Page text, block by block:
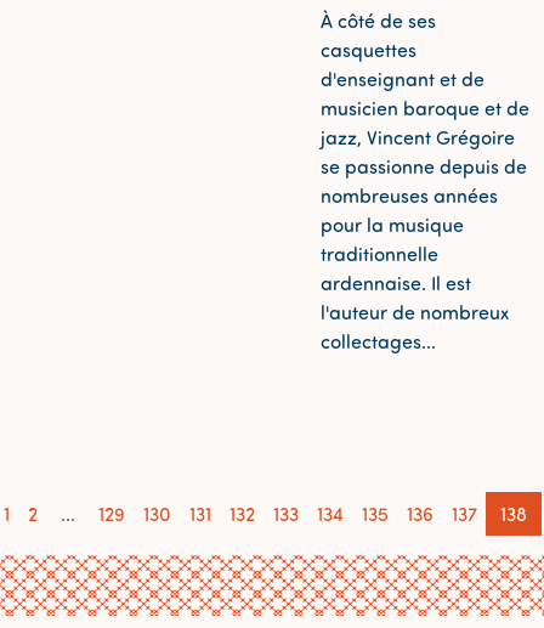
À côté de ses
casquettes
d'enseignant et de
musicien baroque et de
jazz, Vincent Grégoire
se passionne depuis de
nombreuses années
pour la musique
traditionnelle
ardennaise. Il est
l'auteur de nombreux
collectages...
1 2 ... 129 130 131 132 133 134 135 136 137 138